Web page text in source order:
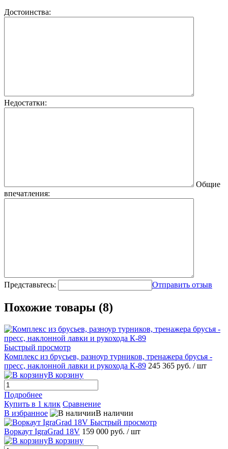
Достоинства:
Недостатки:
Общие
впечатления:
Представьтесь: Отправить отзыв
Похожие товары (8)
Быстрый просмотр
Комплекс из брусьев, разноур турников, тренажера брусья -
пресс, наклонной лавки и рукохода К-89 245 365 руб. / шт
В корзину
Подробнее
Купить в 1 клик Сравнение
В избранное
В наличии
Быстрый просмотр
Воркаут IgraGrad 18V 159 000 руб. / шт
В корзину